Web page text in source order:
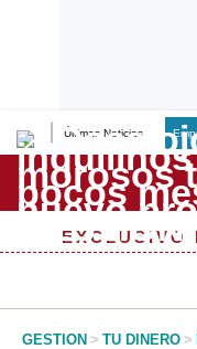
Últimas Noticias
Lo último
Peru Quiosco
Management & Empleo
EXCLUSIVO
GESTION > TU DINERO >